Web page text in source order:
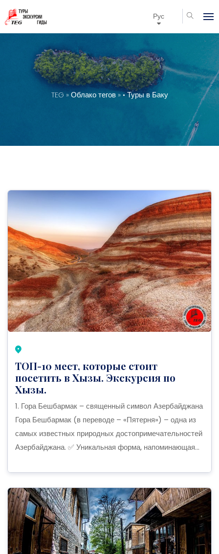
Рус
TEG »Облако тегов» • Туры в Баку
ТОП-10 мест, которые стоит
посетить в Хызы. Экскурсия по
Хызы.
1. Гора Бешбармак – священный символ Азербайджана
Гора Бешбармак (в переводе – «Пятерня») – одна из
самых известных природных достопримечательностей
Азербайджана. ✅ Уникальная форма, напоминающая...